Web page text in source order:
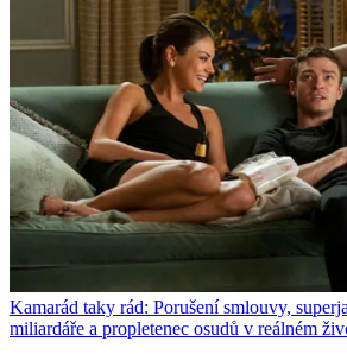
Kamarád taky rád: Porušení smlouvy,
miliardáře a propletenec osudů v reálném